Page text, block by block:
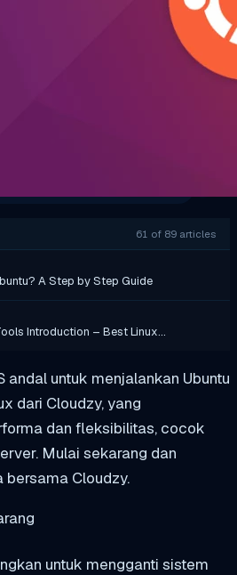
61 of 89 articles
A Step by Step Guide
Introduction – Best Linux…
andal untuk menjalankan Ubuntu
dari Cloudzy, yang
dan fleksibilitas, cocok
Mulai sekarang dan
bersama Cloudzy.
untuk mengganti sistem